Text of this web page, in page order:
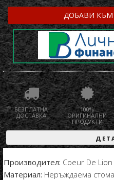
ДОБАВИ КЪМ
БЕЗПЛАТНА
ДОСТАВКА
100%
ОРИГИНАЛНИ
ПРОДУКТИ
Производител: Coeur De Lion
Материал: Неръждаема